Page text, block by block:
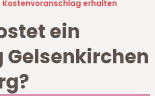
Kostenvoranschlag erhalten
ein
Gelsenkirchen